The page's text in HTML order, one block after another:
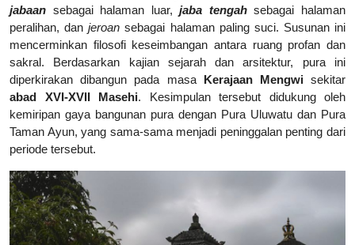
jabaan sebagai halaman luar,jaba tengahsebagai halaman
peralihan, danjeroan sebagai halaman paling suci. Susunan ini
mencerminkan filosofi keseimbangan antara ruang profan dan
sakral. Berdasarkan kajian sejarah dan arsitektur, pura ini
diperkirakan dibangun pada masa Kerajaan Mengwisekitar
abad XVI-XVII Masehi. Kesimpulan tersebut didukung oleh
kemiripan gaya bangunan pura dengan Pura Uluwatu dan Pura
Taman Ayun, yang sama-sama menjadi peninggalan penting dari
periode tersebut.